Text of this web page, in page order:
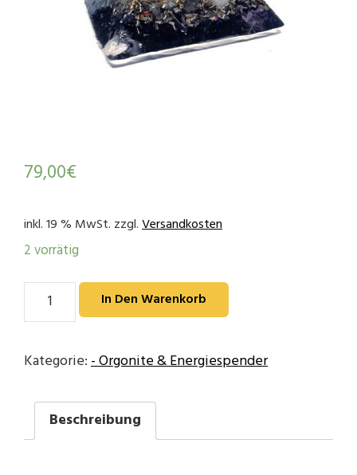
79,00€
inkl. 19 % MwSt. zzgl.Versandkosten
2 vorrätig
Orgonit
Pyramide
(#109)
In Den Warenkorb
Kategorie:- Orgonite & Energiespender
Beschreibung